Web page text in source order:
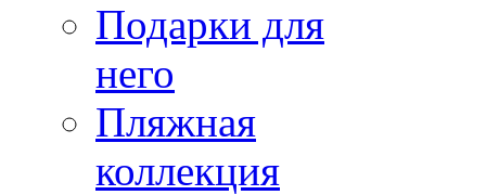
Подарки для
него
Пляжная
коллекция